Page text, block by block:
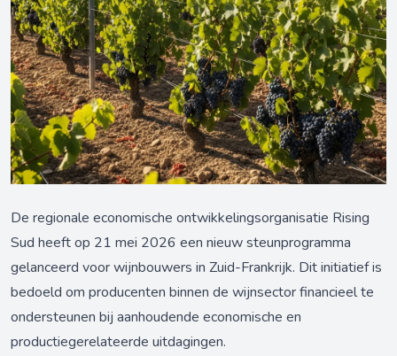
De regionale economische ontwikkelingsorganisatie Rising
Sud heeft op 21 mei 2026 een nieuw steunprogramma
gelanceerd voor wijnbouwers in Zuid-Frankrijk. Dit initiatief is
bedoeld om producenten binnen de wijnsector financieel te
ondersteunen bij aanhoudende economische en
productiegerelateerde uitdagingen.